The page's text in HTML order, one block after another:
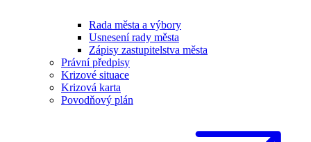
Rada města a výbory
Usnesení rady města
Zápisy zastupitelstva města
Právní předpisy
Krizové situace
Krizová karta
Povodňový plán